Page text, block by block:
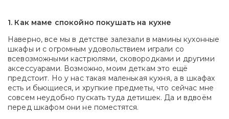
1. Как маме спокойно покушать на кухне
Наверно, все мы в детстве залезали в мамины кухонные
шкафы и с огромным удовольствием играли со
всевозможными кастрюлями, сковородками и другими
аксессуарами. Возможно, моим деткам это ещё
предстоит. Но у нас такая маленькая кухня, а в шкафах
есть и бьющиеся, и хрупкие предметы, что сейчас мне
совсем неудобно пускать туда детишек. Да и вдвоём
перед шкафом они не поместятся.